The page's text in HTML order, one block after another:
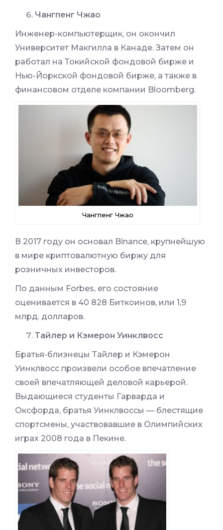
Чангпенг Чжао
Инженер-компьютерщик, он окончил
Университет Макгилла в Канаде. Затем он
работал на Токийской фондовой бирже и
Нью-Йоркской фондовой бирже, а также в
финансовом отделе компании Bloomberg.
Чангпенг Чжао
В 2017 году он основал Binance, крупнейшую
в мире криптовалютную биржу для
розничных инвесторов.
По данным Forbes, его состояние
оценивается в 40 828 Биткоинов, или 1,9
млрд. долларов.
Тайлер и Кэмерон Уинклвосс
Братья-близнецы Тайлер и Кэмерон
Уинклвосс произвели особое впечатление
своей впечатляющей деловой карьерой.
Выдающиеся студенты Гарварда и
Оксфорда, братья Уинклвоссы — блестящие
спортсмены, участвовавшие в Олимпийских
играх 2008 года в Пекине.